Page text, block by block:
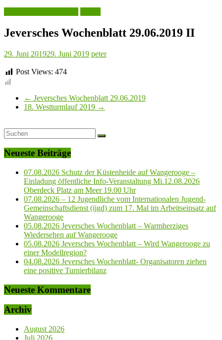
Jeversches Wochenblatt 29.06.2019 II
29. Juni 201929. Juni 2019 peter
Post Views: 474
← Jeversches Wochenblatt 29.06.2019
18. Westturmlauf 2019 →
Neueste Beiträge
07.08.2026 Schutz der Küstenheide auf Wangerooge –
Einladung öffentliche Info-Veranstaltung Mi.12.08.2026
Oberdeck Platz am Meer 19.00 Uhr
07.08.2026 – 12 Jugendliche vom Internationalen Jugend-
Gemeinschaftsdienst (ijgd) zum 17. Mal im Arbeitseinsatz auf
Wangerooge
05.08.2026 Jeversches Wochenblatt – Warmherziges
Wiedersehen auf Wangerooge
05.08.2026 Jeversches Wochenblatt – Wird Wangerooge zu
einer Modellregion?
04.08.2026 Jeversches Wochenblatt- Organisatoren ziehen
eine positive Turnierbilanz
Neueste Kommentare
Archiv
August 2026
Juli 2026